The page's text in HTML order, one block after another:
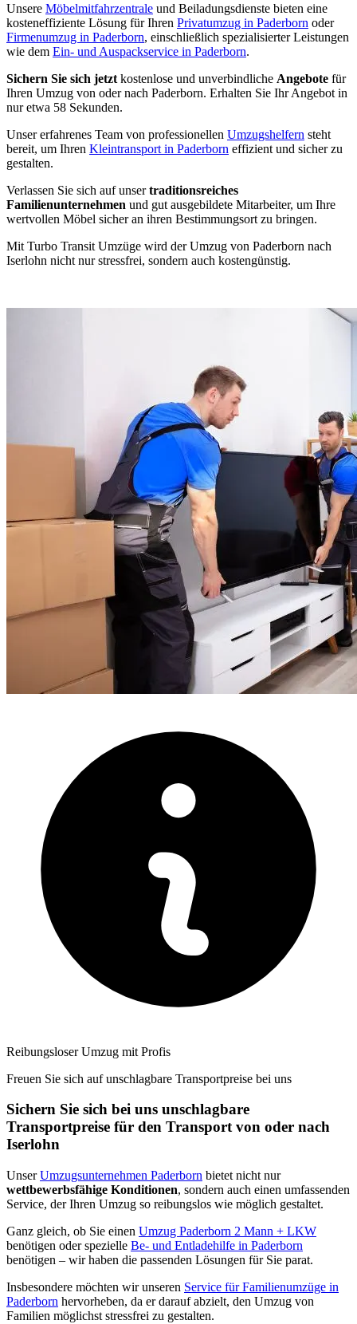
Unsere Möbelmitfahrzentrale und Beiladungsdienste bieten eine
kosteneffiziente Lösung für Ihren Privatumzug in Paderborn oder
Firmenumzug in Paderborn, einschließlich spezialisierter Leistungen
wie dem Ein- und Auspackservice in Paderborn.
Sichern Sie sich jetzt kostenlose und unverbindliche Angebote für
Ihren Umzug von oder nach Paderborn. Erhalten Sie Ihr Angebot in
nur etwa 58 Sekunden.
Unser erfahrenes Team von professionellen Umzugshelfern steht
bereit, um Ihren Kleintransport in Paderborn effizient und sicher zu
gestalten.
Verlassen Sie sich auf unsertraditionsreiches
Familienunternehmen und gut ausgebildete Mitarbeiter, um Ihre
wertvollen Möbel sicher an ihren Bestimmungsort zu bringen.
Mit Turbo Transit Umzüge wird der Umzug von Paderborn nach
Iserlohn nicht nur stressfrei, sondern auch kostengünstig.
Reibungsloser Umzug mit Profis
Freuen Sie sich auf unschlagbare Transportpreise bei uns
Sichern Sie sich bei uns unschlagbare
Transportpreise für den Transport von oder nach
Iserlohn
UnserUmzugsunternehmen Paderborn bietet nicht nur
wettbewerbsfähige Konditionen, sondern auch einen umfassenden
Service, der Ihren Umzug so reibungslos wie möglich gestaltet.
Ganz gleich, ob Sie einen Umzug Paderborn 2 Mann + LKW
benötigen oder spezielle Be- und Entladehilfe in Paderborn
benötigen – wir haben die passenden Lösungen für Sie parat.
Insbesondere möchten wir unseren Service für Familienumzüge in
Paderborn hervorheben, da er darauf abzielt, den Umzug von
Familien möglichst stressfrei zu gestalten.